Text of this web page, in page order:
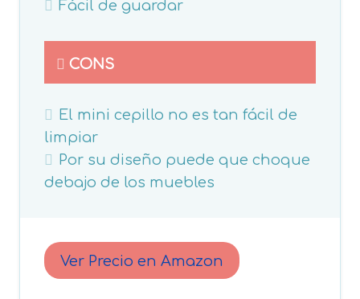
Fácil de guardar
CONS
El mini cepillo no es tan fácil de
limpiar
Por su diseño puede que choque
debajo de los muebles
Ver Precio en Amazon